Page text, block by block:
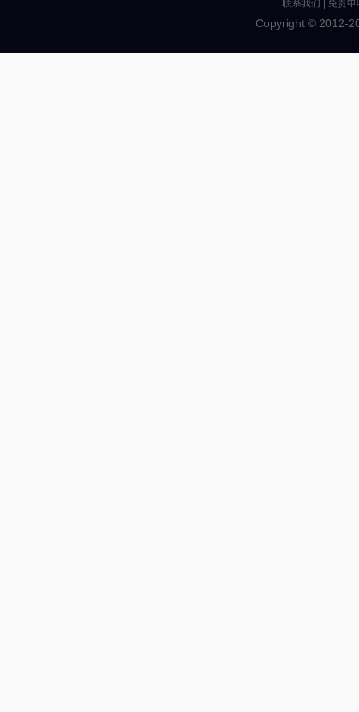
联系我们 免责申
Copyright © 2012-